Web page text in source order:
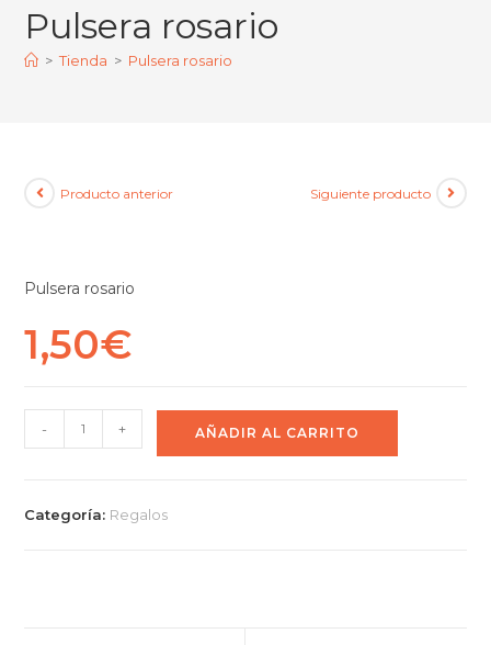
Pulsera rosario
> Tienda > Pulsera rosario
Producto anterior Siguiente producto
Pulsera rosario
1,50€
- + AÑADIR AL CARRITO
Categoría: Regalos